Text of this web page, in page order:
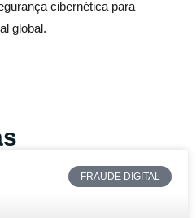
cibernética para
global.
FRAUDE DIGITAL